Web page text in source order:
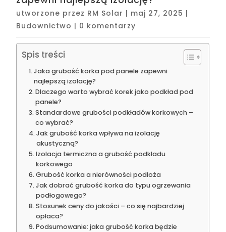
utworzone przez RM Solar | maj 27, 2025 |
Budownictwo | 0 komentarzy
Spis treści
Jaka grubość korka pod panele zapewni
najlepszą izolację?
Dlaczego warto wybrać korek jako podkład pod
panele?
Standardowe grubości podkładów korkowych –
co wybrać?
Jak grubość korka wpływa na izolację
akustyczną?
Izolacja termiczna a grubość podkładu
korkowego
Grubość korka a nierówności podłoża
Jak dobrać grubość korka do typu ogrzewania
podłogowego?
Stosunek ceny do jakości – co się najbardziej
opłaca?
Podsumowanie: jaka grubość korka będzie